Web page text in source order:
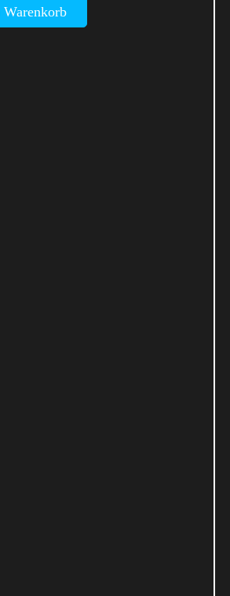
Warenkorb